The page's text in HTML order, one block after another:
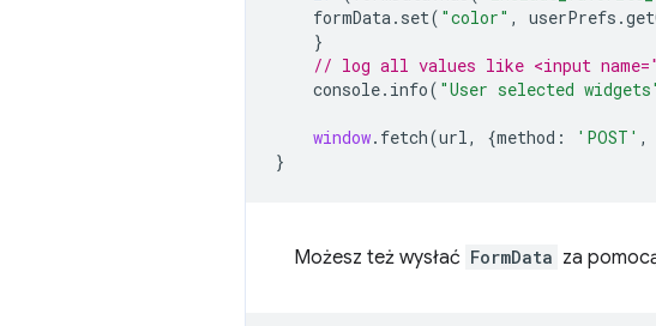
formData. set( "color" , userPrefs .
}
// log all values like <input
console. info( "User selected
window. fetch(url, {method : 'POST' ,
}
Możesz też wysłać FormData za